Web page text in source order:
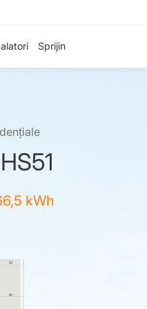
Sprijin
kWh